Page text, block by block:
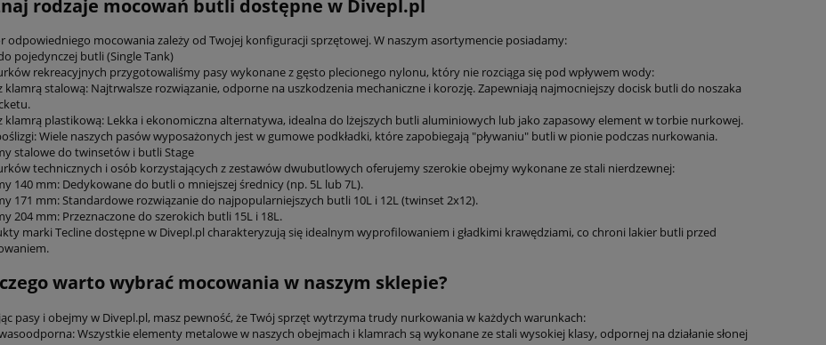
rodzaje mocowań butli dostępne w Divepl.pl
odpowiedniego mocowania zależy od Twojej konfiguracji sprzętowej. W naszym asortymencie posiadamy:
pojedynczej butli (Single Tank)
rekreacyjnych przygotowaliśmy pasy wykonane z gęsto plecionego nylonu, który nie rozciąga się pod wpływem wody:
klamrą stalową: Najtrwalsze rozwiązanie, odporne na uszkodzenia mechaniczne i korozję. Zapewniają najmocniejszy docisk butli do noszaka
klamrą plastikową: Lekka i ekonomiczna alternatywa, idealna do lżejszych butli aluminiowych lub jako zapasowy element w torbie nurkowej.
Wiele naszych pasów wyposażonych jest w gumowe podkładki, które zapobiegają "pływaniu" butli w pionie podczas nurkowania.
stalowe do twinsetów i butli Stage
technicznych i osób korzystających z zestawów dwubutlowych oferujemy szerokie obejmy wykonane ze stali nierdzewnej:
140 mm: Dedykowane do butli o mniejszej średnicy (np. 5L lub 7L).
171 mm: Standardowe rozwiązanie do najpopularniejszych butli 10L i 12L (twinset 2x12).
204 mm: Przeznaczone do szerokich butli 15L i 18L.
marki Tecline dostępne w Divepl.pl charakteryzują się idealnym wyprofilowaniem i gładkimi krawędziami, co chroni lakier butli przed
warto wybrać mocowania w naszym sklepie?
pasy i obejmy w Divepl.pl, masz pewność, że Twój sprzęt wytrzyma trudy nurkowania w każdych warunkach:
Wszystkie elementy metalowe w naszych obejmach i klamrach są wykonane ze stali wysokiej klasy, odpornej na działanie słonej